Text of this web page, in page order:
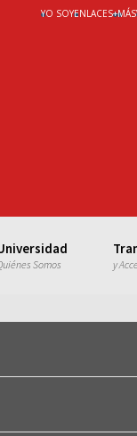
YO SOYENLACES+MÁS
Somos y